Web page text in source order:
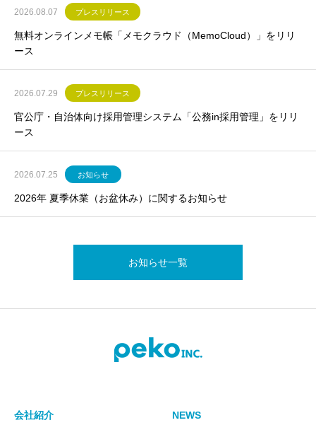
2026.08.07 プレスリリース
無料オンラインメモ帳「メモクラウド（MemoCloud）」をリリ
ース
2026.07.29 プレスリリース
官公庁・自治体向け採用管理システム「公務in採用管理」をリリ
ース
2026.07.25 お知らせ
2026年 夏季休業（お盆休み）に関するお知らせ
お知らせ一覧
会社紹介 NEWS